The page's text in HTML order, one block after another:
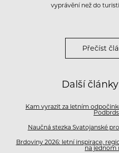
vyprávění než do
Přečíst
Další
Kam vyrazit za letním
Naučná stezka Svatojanské
Brdoviny 2026: letní inspirace,
na jednom